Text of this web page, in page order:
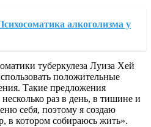
алкоголизма у
туберкулеза Луиза Хей
положительные
Такие предложения
раз в день, в тишине и
себя, поэтому я создаю
в котором собираюсь жить».